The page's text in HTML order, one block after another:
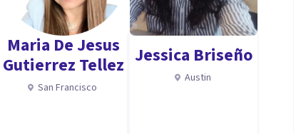
Maria De Jesus
Gutierrez Tellez
San Francisco
Jessica Briseño
Austin